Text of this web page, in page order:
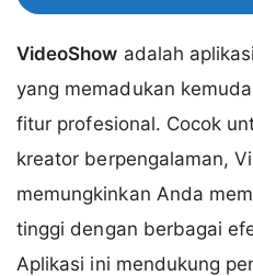
VideoShow adalah
yang memadukan
fitur profesional. Cocok
kreator berpengalaman,
memungkinkan Anda
tinggi dengan berbagai
Aplikasi ini mendukung